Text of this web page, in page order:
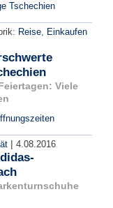
Tschechien
Reise, Einkaufen
Viele
| 4.08.2016